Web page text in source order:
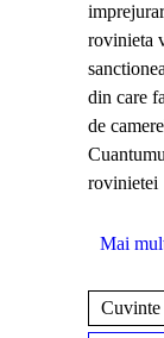
rovinieta
din care
de
rovinietei
Mai
Cuvinte